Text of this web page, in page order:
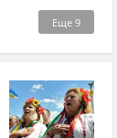
Еще 9